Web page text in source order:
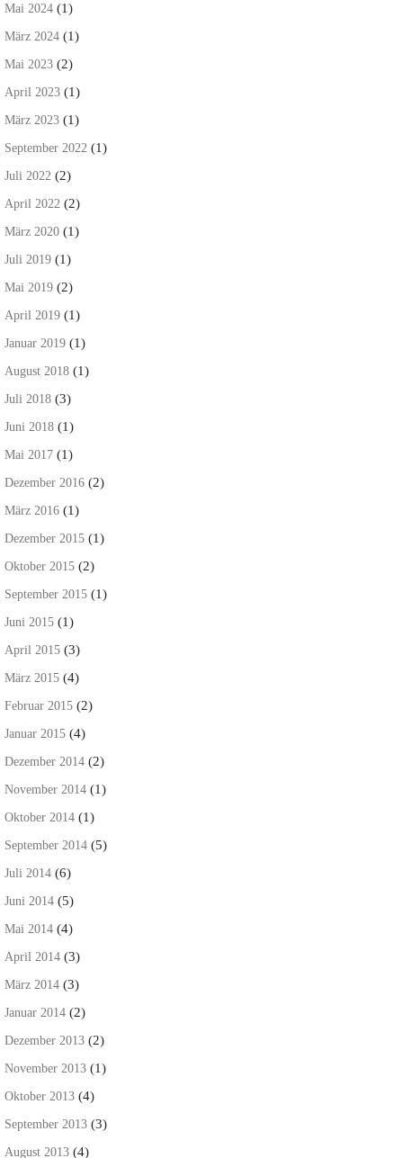
Mai 2024 (1)
März 2024 (1)
Mai 2023 (2)
April 2023 (1)
März 2023 (1)
September 2022 (1)
Juli 2022 (2)
April 2022 (2)
März 2020 (1)
Juli 2019 (1)
Mai 2019 (2)
April 2019 (1)
Januar 2019 (1)
August 2018 (1)
Juli 2018 (3)
Juni 2018 (1)
Mai 2017 (1)
Dezember 2016 (2)
März 2016 (1)
Dezember 2015 (1)
Oktober 2015 (2)
September 2015 (1)
Juni 2015 (1)
April 2015 (3)
März 2015 (4)
Februar 2015 (2)
Januar 2015 (4)
Dezember 2014 (2)
November 2014 (1)
Oktober 2014 (1)
September 2014 (5)
Juli 2014 (6)
Juni 2014 (5)
Mai 2014 (4)
April 2014 (3)
März 2014 (3)
Januar 2014 (2)
Dezember 2013 (2)
November 2013 (1)
Oktober 2013 (4)
September 2013 (3)
August 2013 (4)